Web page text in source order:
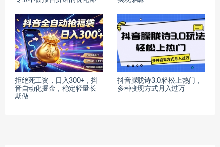
拒绝死工资，日入300+，抖
音自动化掘金，稳定轻量长
期做
抖音朦胧诗3.0.轻松上热门，
多种变现方式月入过万